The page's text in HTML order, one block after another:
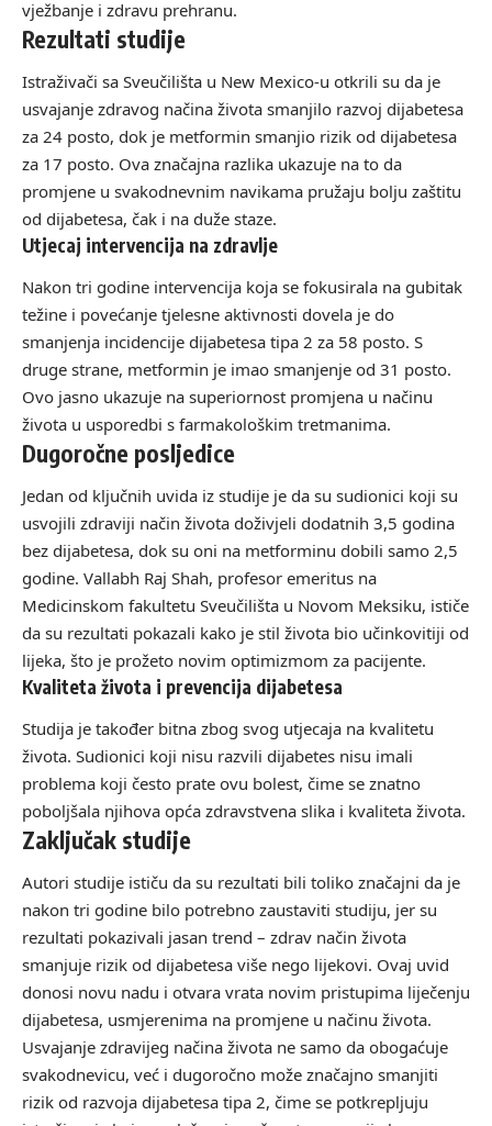
vježbanje i zdravu prehranu.
Rezultati studije
Istraživači sa Sveučilišta u New Mexico-u otkrili su da je
usvajanje zdravog načina života smanjilo razvoj dijabetesa
za 24 posto, dok je metformin smanjio rizik od dijabetesa
za 17 posto. Ova značajna razlika ukazuje na to da
promjene u svakodnevnim navikama pružaju bolju zaštitu
od dijabetesa, čak i na duže staze.
Utjecaj intervencija na zdravlje
Nakon tri godine intervencija koja se fokusirala na gubitak
težine i povećanje tjelesne aktivnosti dovela je do
smanjenja incidencije dijabetesa tipa 2 za 58 posto. S
druge strane, metformin je imao smanjenje od 31 posto.
Ovo jasno ukazuje na superiornost promjena u načinu
života u usporedbi s farmakološkim tretmanima.
Dugoročne posljedice
Jedan od ključnih uvida iz studije je da su sudionici koji su
usvojili zdraviji način života doživjeli dodatnih 3,5 godina
bez dijabetesa, dok su oni na metforminu dobili samo 2,5
godine. Vallabh Raj Shah, profesor emeritus na
Medicinskom fakultetu Sveučilišta u Novom Meksiku, ističe
da su rezultati pokazali kako je stil života bio učinkovitiji od
lijeka, što je prožeto novim optimizmom za pacijente.
Kvaliteta života i prevencija dijabetesa
Studija je također bitna zbog svog utjecaja na kvalitetu
života. Sudionici koji nisu razvili dijabetes nisu imali
problema koji često prate ovu bolest, čime se znatno
poboljšala njihova opća zdravstvena slika i kvaliteta života.
Zaključak studije
Autori studije ističu da su rezultati bili toliko značajni da je
nakon tri godine bilo potrebno zaustaviti studiju, jer su
rezultati pokazivali jasan trend – zdrav način života
smanjuje rizik od dijabetesa više nego lijekovi. Ovaj uvid
donosi novu nadu i otvara vrata novim pristupima liječenju
dijabetesa, usmjerenima na promjene u načinu života.
Usvajanje zdravijeg načina života ne samo da obogaćuje
svakodnevicu, već i dugoročno može značajno smanjiti
rizik od razvoja dijabetesa tipa 2, čime se potkrepljuju